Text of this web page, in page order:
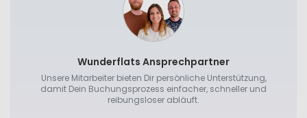
Wunderflats Ansprechpartner
Unsere Mitarbeiter bieten Dir persönliche Unterstützung,
damit Dein Buchungsprozess einfacher, schneller und
reibungsloser abläuft.